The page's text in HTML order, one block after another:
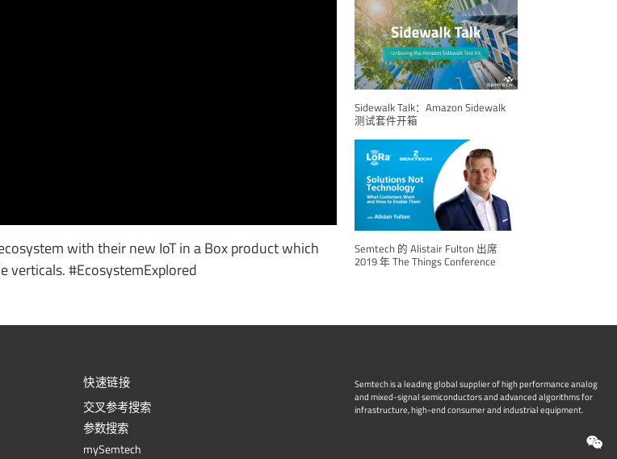
with their new IoT in a Box product which
#EcosystemExplored
Sidewalk Talk：Amazon Sidewalk
测试套件开箱
Semtech 的 Alistair Fulton 出席
2019 年 The Things Conference
快速链接
交叉参考搜索
参数搜索
mySemtech
Semtech is a leading global supplier of high performance analog
and mixed-signal semiconductors and advanced algorithms for
infrastructure, high-end consumer and industrial equipment.